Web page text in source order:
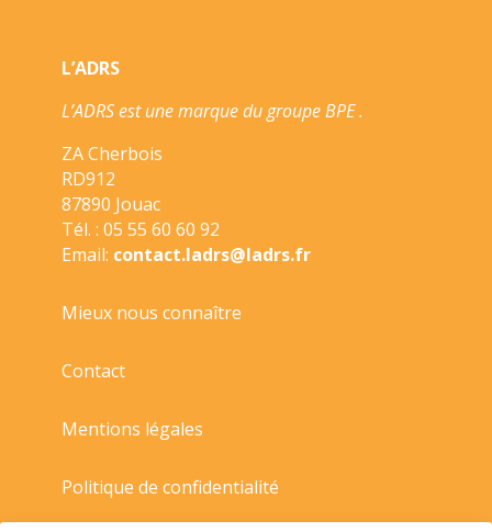
L’ADRS
L’ADRS est une marque du groupe BPE .
ZA Cherbois
RD912
87890 Jouac
Tél. : 05 55 60 60 92
Email: contact.ladrs@ladrs.fr
Mieux nous connaître
Contact
Mentions légales
Politique de confidentialité